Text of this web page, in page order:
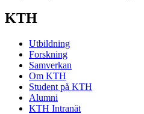
KTH
Utbildning
Forskning
Samverkan
Om KTH
Student på KTH
Alumni
KTH Intranät